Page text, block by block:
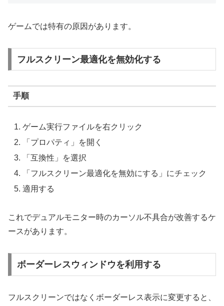
ゲームでは特有の原因があります。
フルスクリーン最適化を無効化する
手順
ゲーム実行ファイルを右クリック
「プロパティ」を開く
「互換性」を選択
「フルスクリーン最適化を無効にする」にチェック
適用する
これでデュアルモニター時のカーソル不具合が改善するケ
ースがあります。
ボーダーレスウィンドウを利用する
フルスクリーンではなくボーダーレス表示に変更すると、